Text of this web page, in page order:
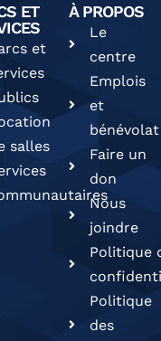
ET
et
salles
À PROPOS
Le
centre
Emplois
et
bénévolat
Faire un
don
Nous
joindre
Politique
Politique
des